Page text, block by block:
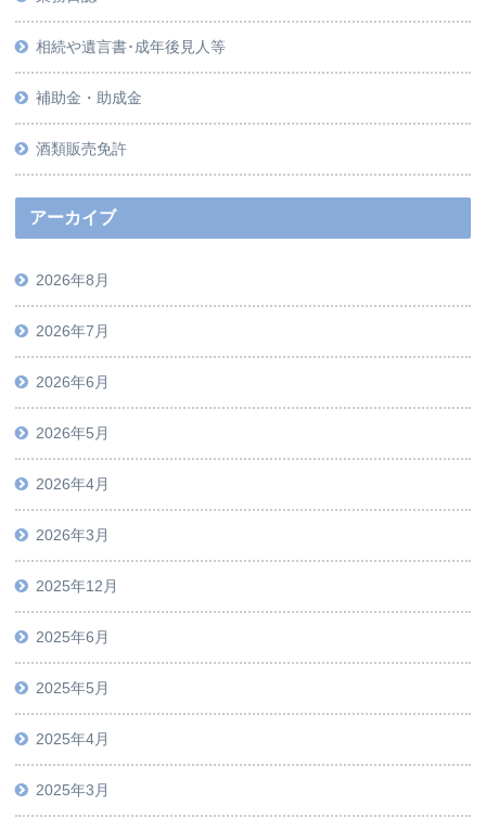
相続や遺言書･成年後見人等
補助金・助成金
酒類販売免許
アーカイブ
2026年8月
2026年7月
2026年6月
2026年5月
2026年4月
2026年3月
2025年12月
2025年6月
2025年5月
2025年4月
2025年3月